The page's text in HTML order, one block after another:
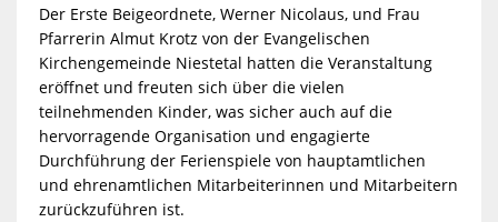
Der Erste Beigeordnete, Werner Nicolaus, und Frau
Pfarrerin Almut Krotz von der Evangelischen
Kirchengemeinde Niestetal hatten die Veranstaltung
eröffnet und freuten sich über die vielen
teilnehmenden Kinder, was sicher auch auf die
hervorragende Organisation und engagierte
Durchführung der Ferienspiele von hauptamtlichen
und ehrenamtlichen Mitarbeiterinnen und Mitarbeitern
zurückzuführen ist.